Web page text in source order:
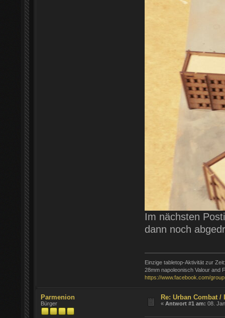
Im nächsten
dann noch
Einzige tabletop-Aktivität zur Zeit:
28mm napoleonisch Valour and
https://www.facebook.com/
Parmenion
Bürger
Re: Urban Combat
«Antwort #1 am: 08.